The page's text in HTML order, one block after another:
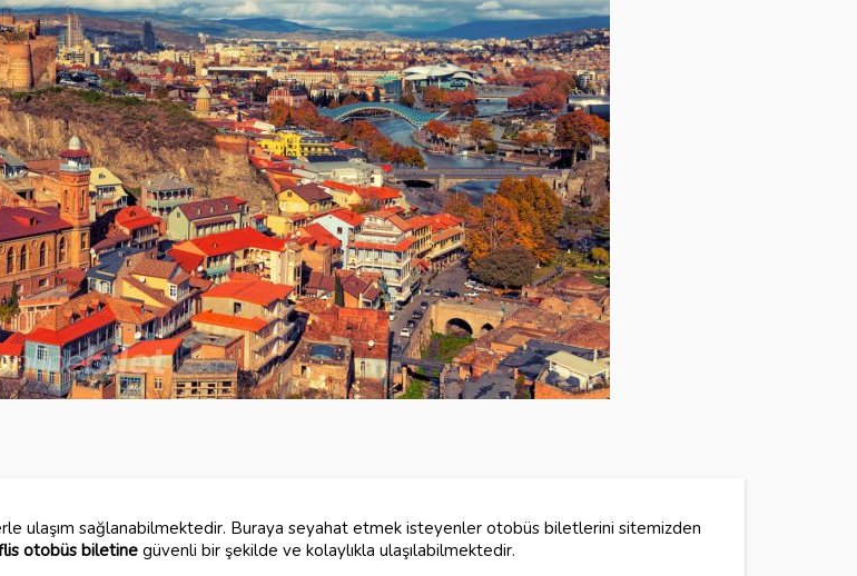
ulaşım sağlanabilmektedir. Buraya seyahat etmek isteyenler otobüs biletlerini sitemizden
otobüs biletinegüvenli bir şekilde ve kolaylıkla ulaşılabilmektedir.